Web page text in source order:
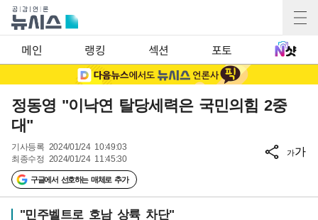
메인 랭킹 섹션 포토
정동영 "이낙연 탈당세력은 국민의힘 2중
대"
기사등록 2024/01/24 10:49:03
최종수정 2024/01/24 11:45:30
구글에서 선호하는 매체로 추가
가가
"민주벨트로 호남 상륙 차단"